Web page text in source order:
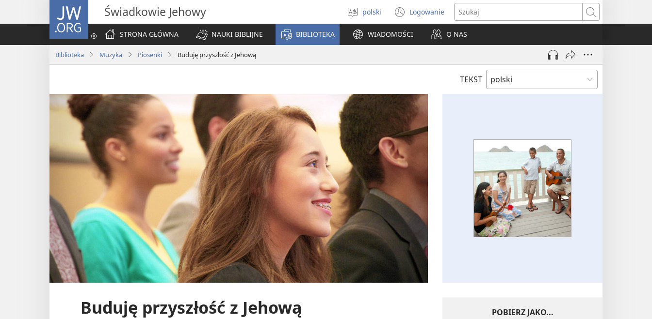
JW.ORG Świadkowie Jehowy
Wybór
języka
polski Logowanie
(opens
new
window)
Szukaj
STRONA GŁÓWNA
NAUKI BIBLIJNE BIBLIOTEKA WIADOMOŚCI O NAS
Biblioteka Muzyka Piosenki Buduję przyszłość z Jehową
TEKST
Buduję przyszłość z Jehową POBIERZ JAKO...